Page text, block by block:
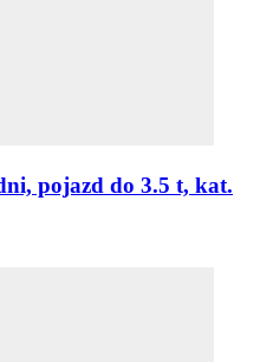
pojazd do 3.5 t, kat.